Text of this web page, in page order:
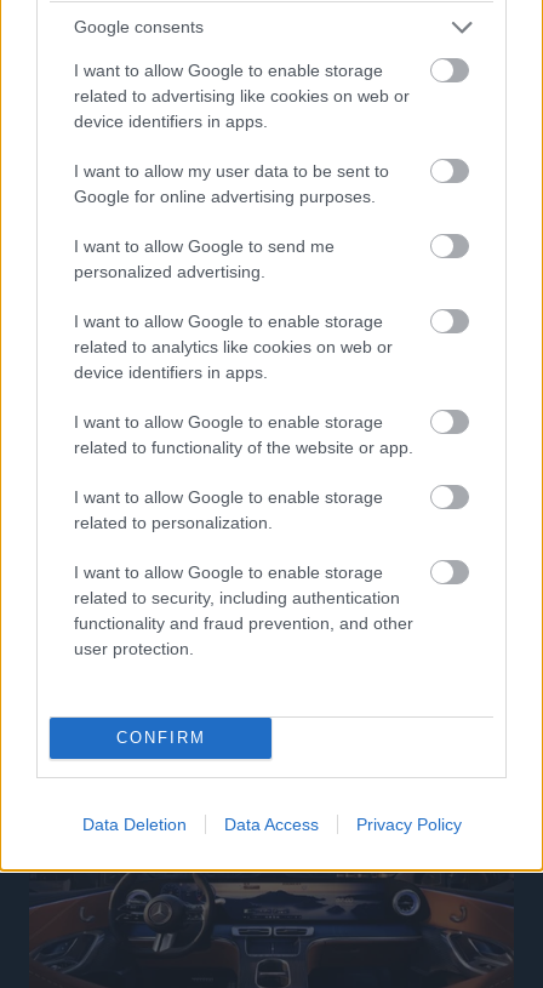
Google consents
I want to allow Google to enable storage
related to advertising like cookies on web or
device identifiers in apps.
I want to allow my user data to be sent to
Google for online advertising purposes.
I want to allow Google to send me
personalized advertising.
I want to allow Google to enable storage
related to analytics like cookies on web or
device identifiers in apps.
I want to allow Google to enable storage
related to functionality of the website or app.
I want to allow Google to enable storage
related to personalization.
I want to allow Google to enable storage
related to security, including authentication
functionality and fraud prevention, and other
user protection.
CONFIRM
Data Deletion Data Access Privacy Policy